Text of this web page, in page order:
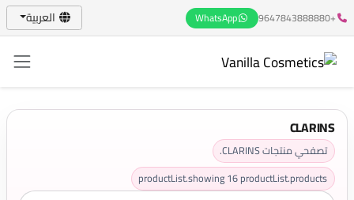
+9647843888880
WhatsApp العربية
CLARINS
تصفحي منتجات CLARINS.
productList.showing16productList.products